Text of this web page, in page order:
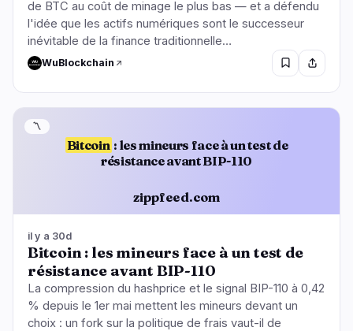
de BTC au coût de minage le plus bas — et a défendu
l'idée que les actifs numériques sont le successeur
inévitable de la finance traditionnelle…
WuBlockchain
Bitcoin : les mineurs face à un test de
résistance avant BIP-110
zippfeed.com
〽️
il y a 30d
Bitcoin : les mineurs face à un test de
résistance avant BIP-110
La compression du hashprice et le signal BIP-110 à 0,42
% depuis le 1er mai mettent les mineurs devant un
choix : un fork sur la politique de frais vaut-il de